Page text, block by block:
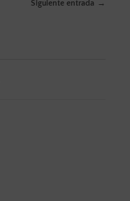
Siguiente entrada